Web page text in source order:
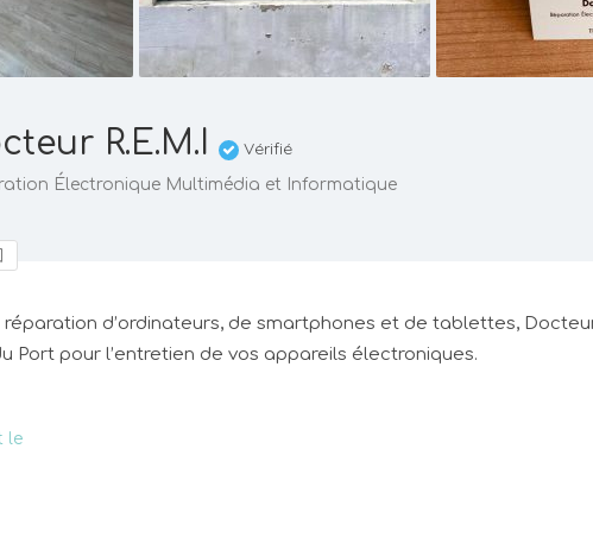
R.E.M.I Vérifié
Électronique Multimédia et Informatique
d’ordinateurs, de smartphones et de tablettes, Docteur
Port pour l’entretien de vos appareils électroniques.
le